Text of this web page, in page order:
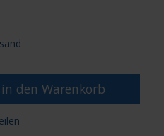
in den Warenkorb